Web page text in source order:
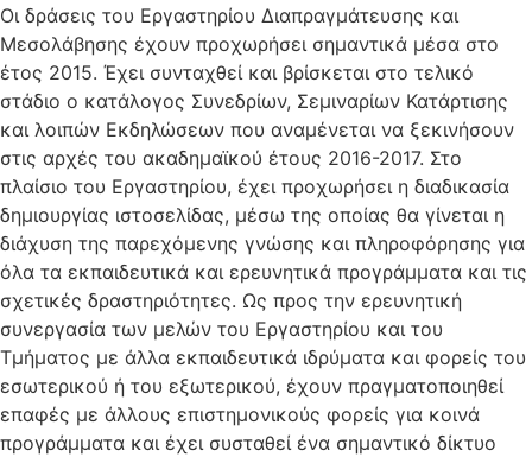
Οι δράσεις του Εργαστηρίου Διαπραγμάτευσης και
Μεσολάβησης έχουν προχωρήσει σημαντικά μέσα στο
έτος 2015. Έχει συνταχθεί και βρίσκεται στο τελικό
στάδιο ο κατάλογος Συνεδρίων, Σεμιναρίων Κατάρτισης
και λοιπών Εκδηλώσεων που αναμένεται να ξεκινήσουν
στις αρχές του ακαδημαϊκού έτους 2016-2017. Στο
πλαίσιο του Εργαστηρίου, έχει προχωρήσει η διαδικασία
δημιουργίας ιστοσελίδας, μέσω της οποίας θα γίνεται η
διάχυση της παρεχόμενης γνώσης και πληροφόρησης για
όλα τα εκπαιδευτικά και ερευνητικά προγράμματα και τις
σχετικές δραστηριότητες. Ως προς την ερευνητική
συνεργασία των μελών του Εργαστηρίου και του
Τμήματος με άλλα εκπαιδευτικά ιδρύματα και φορείς του
εσωτερικού ή του εξωτερικού, έχουν πραγματοποιηθεί
επαφές με άλλους επιστημονικούς φορείς για κοινά
προγράμματα και έχει συσταθεί ένα σημαντικό δίκτυο